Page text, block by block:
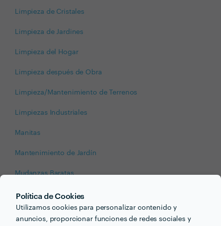
Política de Cookies
Utilizamos cookies para personalizar contenido y
anuncios, proporcionar funciones de redes sociales y
Limpieza de Cristales
Limpieza de Jardines
Limpieza del Hogar
Limpieza después de Obra
Limpieza/Mantenimiento de Terrenos
Limpiezas Industriales
Manitas
Mantenimiento de Jardín
Mudanzas Baratas
Pintores